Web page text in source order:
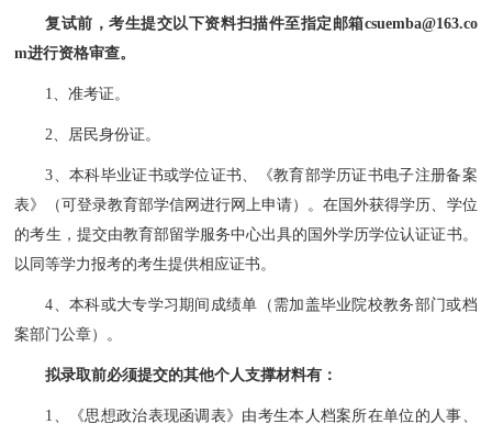
复试前，考生提交以下资料扫描件至指定邮箱csuemba@163.co
m进行资格审查。
1、准考证。
2、居民身份证。
3、本科毕业证书或学位证书、《教育部学历证书电子注册备案
表》（可登录教育部学信网进行网上申请）。在国外获得学历、学位
的考生，提交由教育部留学服务中心出具的国外学历学位认证证书。
以同等学力报考的考生提供相应证书。
4、本科或大专学习期间成绩单（需加盖毕业院校教务部门或档
案部门公章）。
拟录取前必须提交的其他个人支撑材料有：
1、《思想政治表现函调表》由考生本人档案所在单位的人事、